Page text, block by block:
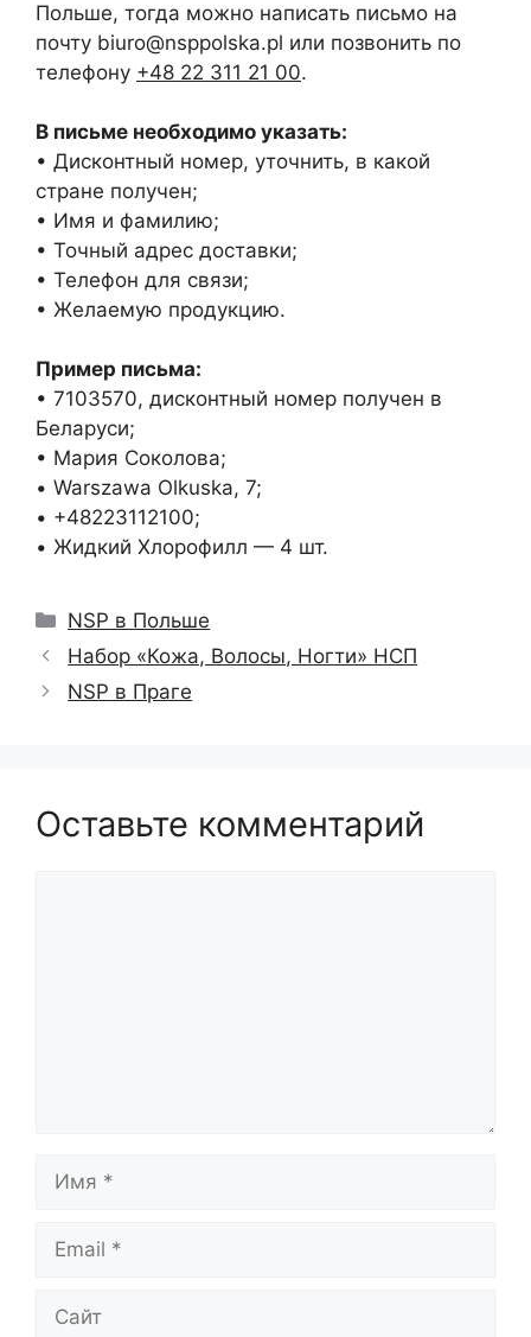
Польше, тогда можно написать письмо на
почту biuro@nsppolska.pl или позвонить по
телефону +48 22 311 21 00.
В письме необходимо указать:
• Дисконтный номер, уточнить, в какой
стране получен;
• Имя и фамилию;
• Точный адрес доставки;
• Телефон для связи;
• Желаемую продукцию.
Пример письма:
• 7103570, дисконтный номер получен в
Беларуси;
• Мария Соколова;
• Warszawa Olkuska, 7;
• +48223112100;
• Жидкий Хлорофилл — 4 шт.
Рубрики
NSP в Польше
Набор «Кожа, Волосы, Ногти» НСП
NSP в Праге
Оставьте комментарий
Имя
Email
Сайт